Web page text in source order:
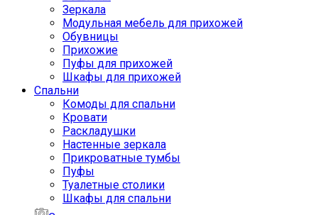
Зеркала
Модульная мебель для прихожей
Обувницы
Прихожие
Пуфы для прихожей
Шкафы для прихожей
Спальни
Комоды для спальни
Кровати
Раскладушки
Настенные зеркала
Прикроватные тумбы
Пуфы
Туалетные столики
Шкафы для спальни